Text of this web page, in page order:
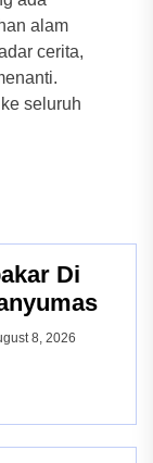
alam
cerita,
seluruh
Di
8, 2026